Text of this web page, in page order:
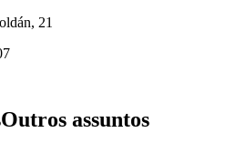
21
Outros assuntos